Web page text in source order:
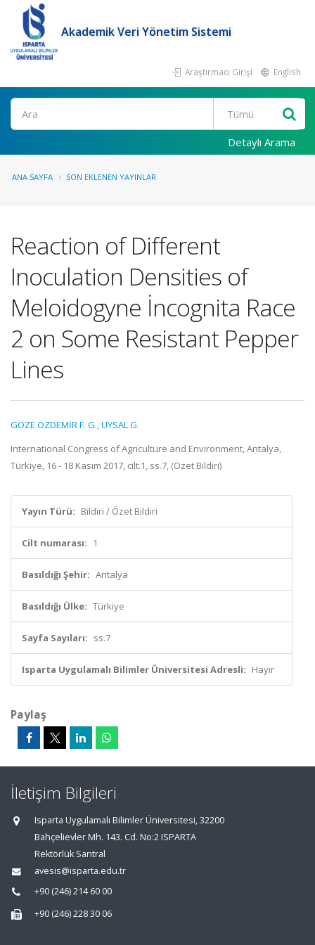
Akademik Veri Yönetim Sistemi
Araştırmacı Girişi English
Ara
Detaylı Arama
ANA SAYFA SON EKLENEN YAYINLAR
Reaction of Different
Inoculation Densities of
Meloidogyne İncognita Race
2 on Some Resistant Pepper
Lines
GÖZE ÖZDEMİR F. G.,UYSAL G.
International Congress of Agriculture and Environment, Antalya,
Türkiye, 16 - 18 Kasım 2017, cilt.1, ss.7, (Özet Bildiri)
Yayın Türü: Bildiri / Özet Bildiri
Cilt numarası: 1
Basıldığı Şehir: Antalya
Basıldığı Ülke: Türkiye
Sayfa Sayıları: ss.7
Isparta Uygulamalı Bilimler Üniversitesi Adresli: Hayır
Paylaş
İletişim Bilgileri
Isparta Uygulamalı Bilimler Üniversitesi, 32200
Bahçelievler Mh. 143. Cd. No:2 ISPARTA
Rektörlük Santral
avesis@isparta.edu.tr
+90 (246) 214 60 00
+90 (246) 228 30 06